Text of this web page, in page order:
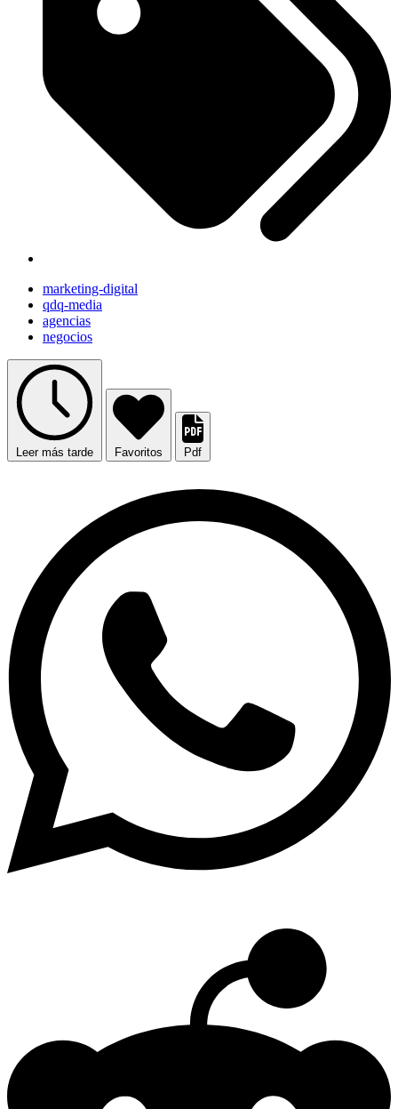
marketing-digital
qdq-media
agencias
negocios
Leer más tarde Favoritos Pdf